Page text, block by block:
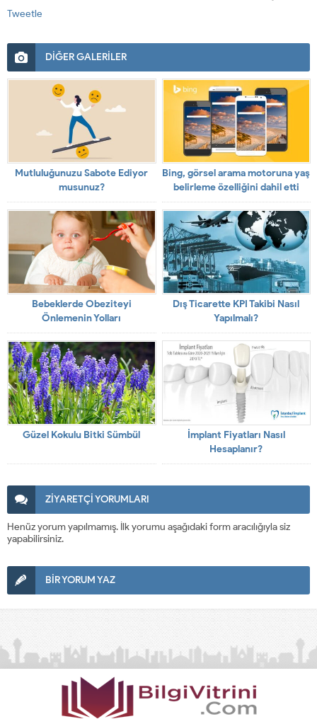
Tweetle
DİĞER GALERİLER
Mutluluğunuzu Sabote Ediyor
musunuz?
Bing, görsel arama motoruna yaş
belirleme özelliğini dahil etti
Bebeklerde Obeziteyi
Önlemenin Yolları
Dış Ticarette KPI Takibi Nasıl
Yapılmalı?
Güzel Kokulu Bitki Sümbül
İmplant Fiyatları Nasıl
Hesaplanır?
ZİYARETÇİ YORUMLARI
Henüz yorum yapılmamış. İlk yorumu aşağıdaki form aracılığıyla siz
yapabilirsiniz.
BİR YORUM YAZ